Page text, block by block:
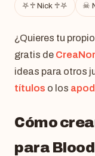
⛧♱ Nick ♱⛧ ☠︎
¿Quieres tu
gratis de
ideas para otros
títulos o los
Cómo
para